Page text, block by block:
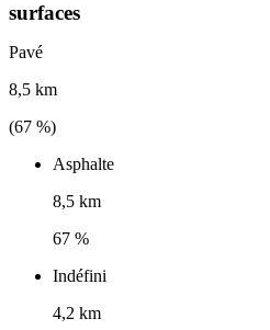
surfaces
Pavé
8,5 km
(67 %)
Asphalte
8,5 km
67 %
Indéfini
4,2 km